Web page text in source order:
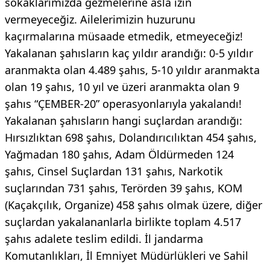
vermeyeceğiz. Ailelerimizin huzurunu
kaçırmalarına müsaade etmedik, etmeyeceğiz!
Yakalanan şahısların kaç yıldır arandığı: 0-5 yıldır
aranmakta olan 4.489 şahıs, 5-10 yıldır aranmakta
olan 19 şahıs, 10 yıl ve üzeri aranmakta olan 9
şahıs “ÇEMBER-20” operasyonlarıyla yakalandı!
Yakalanan şahısların hangi suçlardan arandığı:
Hırsızlıktan 698 şahıs, Dolandırıcılıktan 454 şahıs,
Yağmadan 180 şahıs, Adam Öldürmeden 124
şahıs, Cinsel Suçlardan 131 şahıs, Narkotik
suçlarından 731 şahıs, Terörden 39 şahıs, KOM
(Kaçakçılık, Organize) 458 şahıs olmak üzere, diğer
suçlardan yakalananlarla birlikte toplam 4.517
şahıs adalete teslim edildi. İl jandarma
Komutanlıkları, İl Emniyet Müdürlükleri ve Sahil